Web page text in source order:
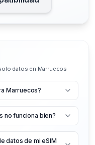
datos en Marruecos
Marruecos?
no funciona bien?
datos de mi eSIM